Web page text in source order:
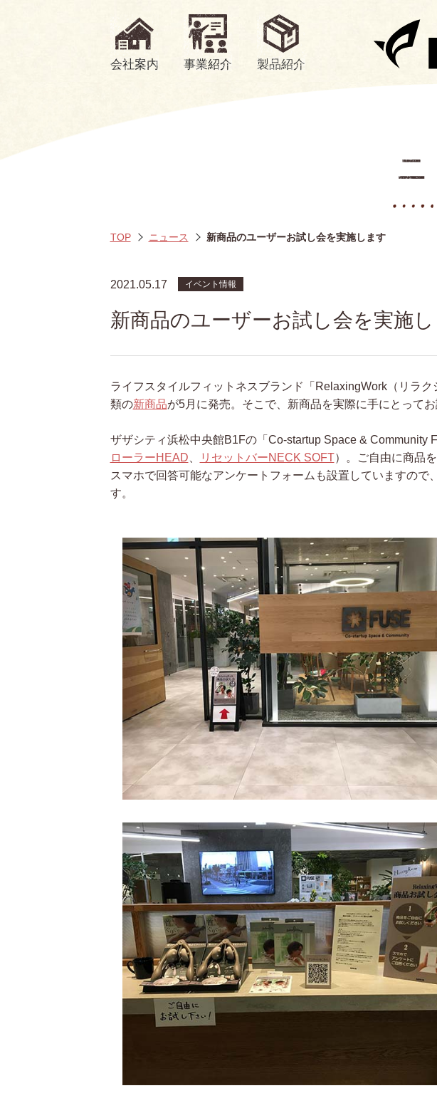
会社案内 事業紹介 製品紹介
TOP ニュース 新商品のユーザーお試し会を実施します
2021.05.17 イベント情報
新商品のユーザーお試し会を実施
ライフスタイルフィットネスブランド「RelaxingWork（リラ
類の新商品が5月に発売。そこで、新商品を実際に手にとって
ザザシティ浜松中央館B1Fの「Co-startup Space &
ローラーHEAD
リセットバーNECK SOFT）。ご自由に商品
スマホで回答可能なアンケートフォームも設置していますの
す。